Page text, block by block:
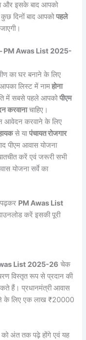
और इसके बाद आपको
कुछ दिनों बाद आपकोपहले
– PM Awas List 2025-
का घर बनाने के लिए
आपका लिस्ट में नामहोना
में सबसे पहले आपकोपीएम
करवानाचाहिए।
आवेदन करवाने के लिए
से यापंचायत रोजगार
पीएम आवास योजना
करें एवं जरूरी सभी
योजना सर्वे का
पढ़कर PM Awas List
करें इसकी पूरी
List 2025-26 चेक
विस्तृत रूप से प्रदान की
हैं। प्रधानमंत्री आवास
के लिए एक लाख ₹20000
को अंत तक पढ़े होंगे एवं यह